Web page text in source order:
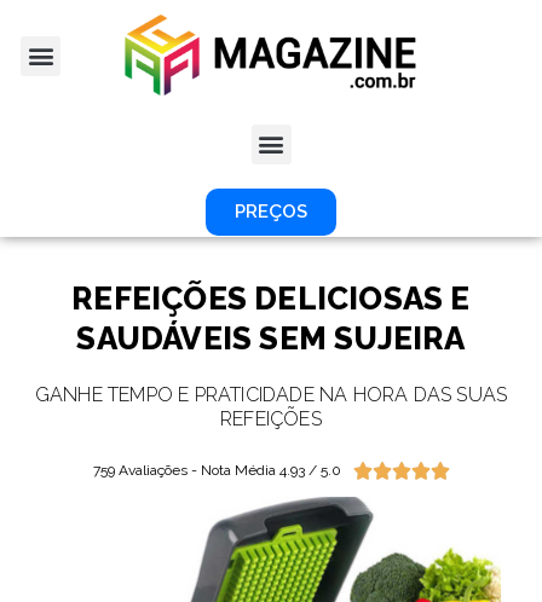
PREÇOS
REFEIÇÕES DELICIOSAS E
SAUDÁVEIS SEM SUJEIRA
GANHE TEMPO E PRATICIDADE NA HORA DAS SUAS
REFEIÇÕES
759 Avaliações - Nota Média 4.93 / 5.0 